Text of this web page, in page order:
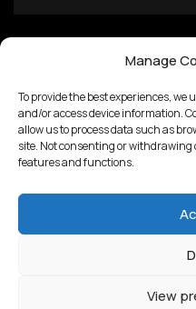
Manage
To provide the best experiences, we
and/or access device information.
allow us to process data such as
site. Not consenting or
features and functions.
View